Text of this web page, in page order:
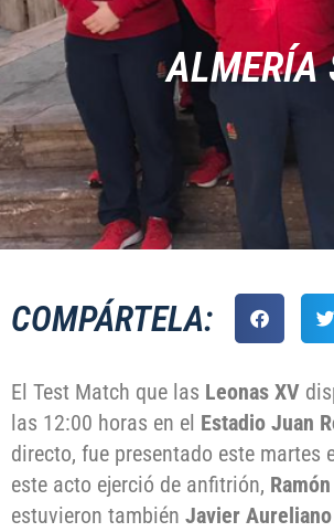
ALMERÍA
COMPÁRTELA:
El Test Match que las Leonas XV
las 12:00 horas en el Estadio Juan
directo, fue presentado este martes
este acto ejerció de anfitrión,
estuvieron también Javier